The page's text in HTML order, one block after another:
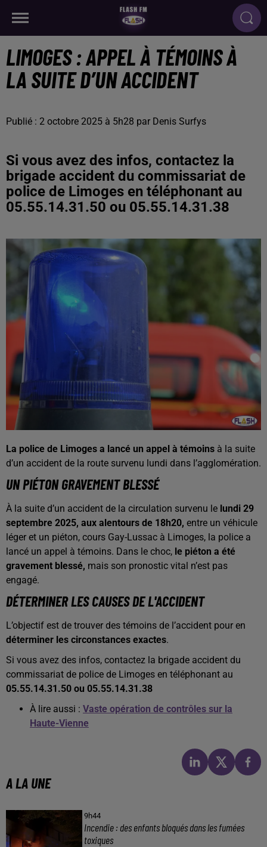
LIMOGES : APPEL À TÉMOINS À
LA SUITE D’UN ACCIDENT
Publié : 2 octobre 2025 à 5h28 par Denis Surfys
Si vous avez des infos, contactez la
brigade accident du commissariat de
police de Limoges en téléphonant au
05.55.14.31.50 ou 05.55.14.31.38
La police de Limoges a lancé un appel à témoins à la suite
d’un accident de la route survenu lundi dans l’agglomération.
UN PIÉTON GRAVEMENT BLESSÉ
À la suite d’un accident de la circulation survenu le lundi 29
septembre 2025, aux alentours de 18h20, entre un véhicule
léger et un piéton, cours Gay-Lussac à Limoges, la police a
lancé un appel à témoins. Dans le choc, le piéton a été
gravement blessé, mais son pronostic vital n’est pas
engagé.
DÉTERMINER LES CAUSES DE L'ACCIDENT
L’objectif est de trouver des témoins de l’accident pour en
déterminer les circonstances exactes.
Si vous avez des infos, contactez la brigade accident du
commissariat de police de Limoges en téléphonant au
05.55.14.31.50 ou 05.55.14.31.38
À lire aussi : Vaste opération de contrôles sur la
Haute-Vienne
A LA UNE
9h44
Incendie : des enfants bloqués dans les fumées
toxiques